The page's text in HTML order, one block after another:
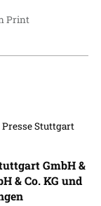
Print
Presse Stuttgart
GmbH &
& Co. KG und